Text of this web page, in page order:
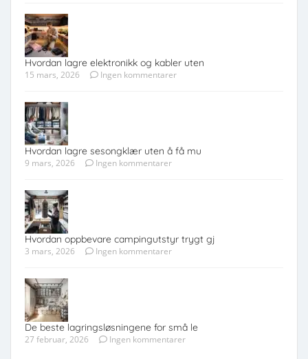
Hvordan lagre elektronikk og kabler uten
15 mars, 2026 Ingen kommentarer
Hvordan lagre sesongklær uten å få mu
9 mars, 2026 Ingen kommentarer
Hvordan oppbevare campingutstyr trygt gj
3 mars, 2026 Ingen kommentarer
De beste lagringsløsningene for små le
27 februar, 2026 Ingen kommentarer